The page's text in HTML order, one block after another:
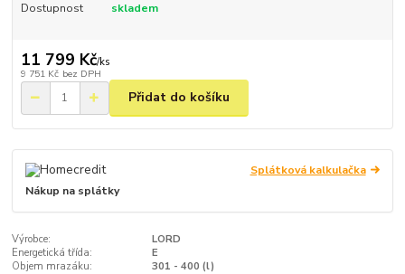
Dostupnost skladem
11 799 Kč/ks
9 751 Kč bez DPH
Přidat do košíku
Splátková kalkulačka
Nákup na splátky
Výrobce:
LORD
Energetická třída:
E
Objem mrazáku:
301 - 400 (l)